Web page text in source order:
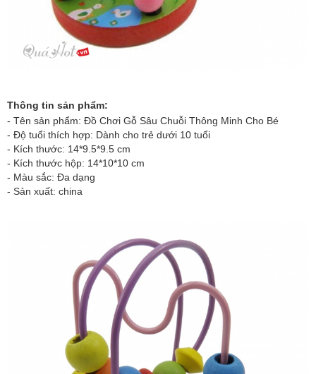
Thông tin sản phẩm:
- Tên sản phẩm: Đồ Chơi Gỗ Sâu Chuỗi Thông Minh Cho Bé
- Độ tuổi thích hợp: Dành cho trẻ dưới 10 tuổi
- Kích thước: 14*9.5*9.5 cm
- Kích thước hộp: 14*10*10 cm
- Màu sắc: Đa dạng
- Sản xuất: china